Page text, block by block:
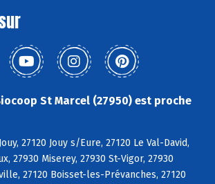
St Marcel (27950) est proche
27120 Jouy s/Eure, 27120 Le Val-David,
27930 Miserey, 27930 St-Vigor, 27930
27120 Boisset-les-Prévanches, 27120